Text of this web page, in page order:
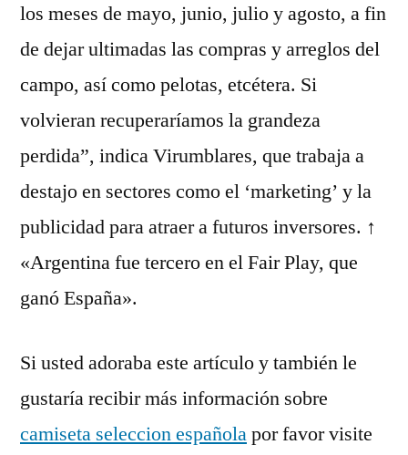
los meses de mayo, junio, julio y agosto, a fin
de dejar ultimadas las compras y arreglos del
campo, así como pelotas, etcétera. Si
volvieran recuperaríamos la grandeza
perdida”, indica Virumblares, que trabaja a
destajo en sectores como el ‘marketing’ y la
publicidad para atraer a futuros inversores. ↑
«Argentina fue tercero en el Fair Play, que
ganó España».
Si usted adoraba este artículo y también le
gustaría recibir más información sobre
camiseta seleccion españolapor favor visite